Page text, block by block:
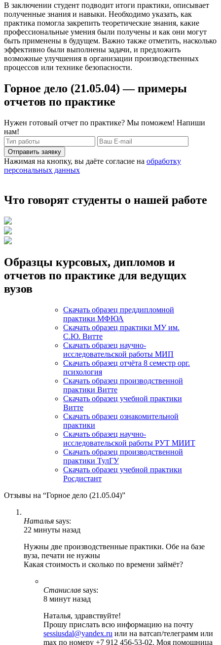
В заключении студент подводит итоги практики, описывает
полученные знания и навыки. Необходимо указать, как
практика помогла закрепить теоретические знания, какие
профессиональные умения были получены и как они могут
быть применены в будущем. Важно также отметить, насколько
эффективно были выполнены задачи, и предложить
возможные улучшения в организации производственных
процессов или технике безопасности.
Горное дело (21.05.04) — примеры
отчетов по практике
Нужен готовый отчет по практике? Мы поможем! Напиши
нам!
Отправить заявку
Нажимая на кнопку, вы даёте согласие на обработку
персональных данных
Что говорят студенты о нашей работе
Образцы курсовых, дипломов и
отчетов по практике для ведущих
вузов
Скачать образец преддипломной
практики МФЮА
Скачать образец практики МУ им.
С.Ю. Витте
Скачать образец научно-
исследовательской работы МИП
Скачать образец отчёта 8 семестр орг.
психология
Скачать образец производственной
практики Витте
Скачать образец учебной практики
Витте
Скачать образец ознакомительной
практики
Скачать образец научно-
исследовательской работы РУТ МИИТ
Скачать образец производственной
практики ТулГУ
Скачать образец учебной практики
Росдистант
Отзывы на “Горное дело (21.05.04)”
Наталья says:
22 минуты назад
Нужны две производственные практики. Обе на базе
вуза, печати не нужны
Какая стоимость и сколько по времени займёт?
Станислав says:
8 минут назад
Наталья, здравствуйте!
Прошу прислать всю информацию на почту
sessiusdal@yandex.ru или на ватсап/телеграмм или
max по номеру +7 912 456-53-02. Моя помощница